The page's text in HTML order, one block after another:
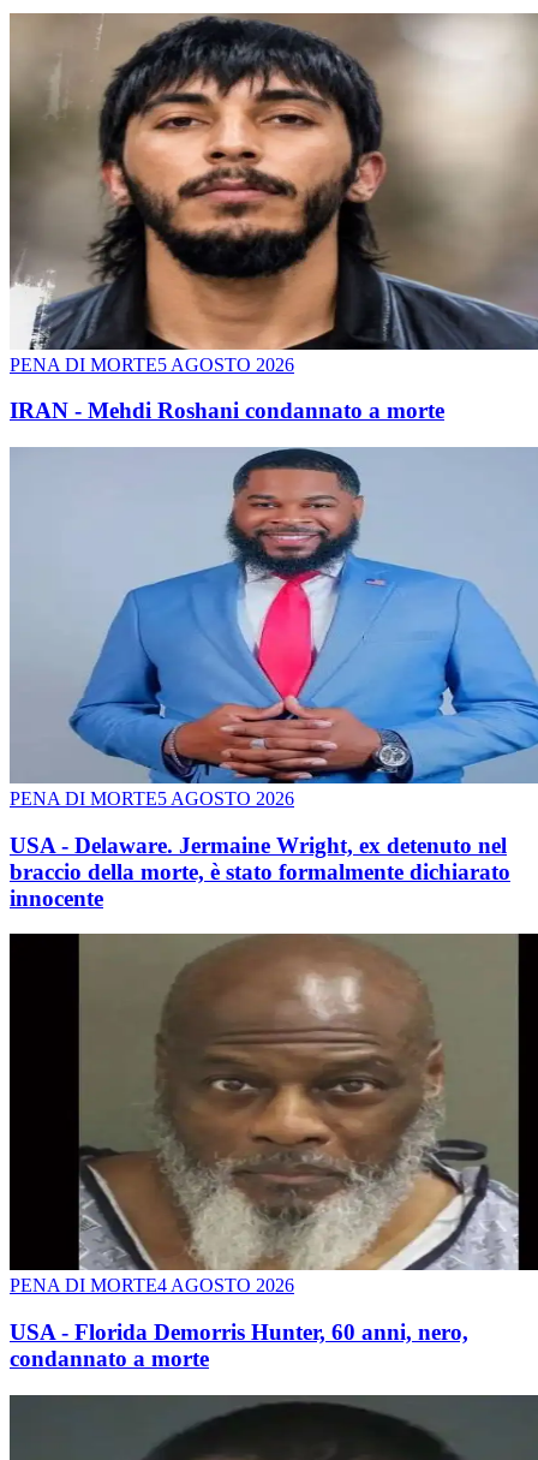
PENA DI MORTE5 AGOSTO 2026
IRAN - Mehdi Roshani condannato a morte
PENA DI MORTE5 AGOSTO 2026
USA - Delaware. Jermaine Wright, ex detenuto nel
braccio della morte, è stato formalmente dichiarato
innocente
PENA DI MORTE4 AGOSTO 2026
USA - Florida Demorris Hunter, 60 anni, nero,
condannato a morte